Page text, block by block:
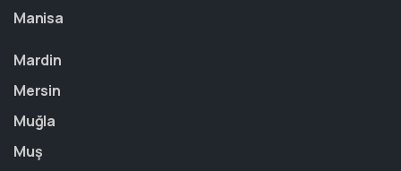
Manisa
Mardin
Mersin
Muğla
Muş